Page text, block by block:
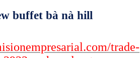
buffet bà nà hill
trade-